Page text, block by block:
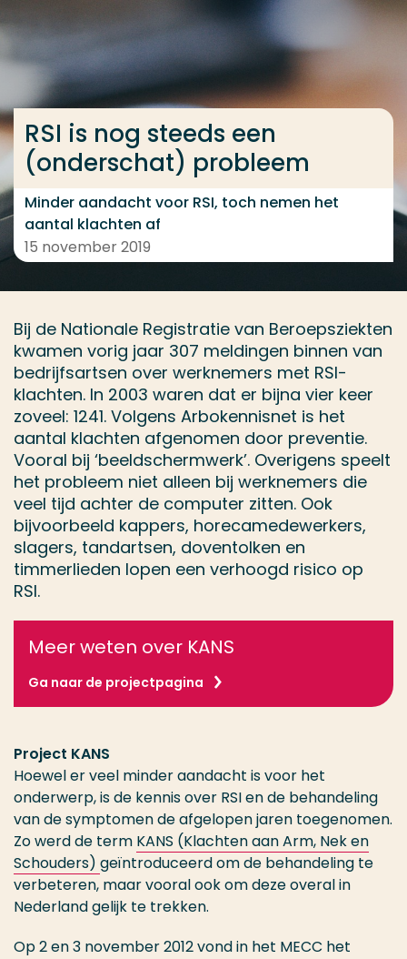
Ga direct naar de content
... > RSI is nog steeds een (onderschat) probleem
RSI is nog steeds een
(onderschat) probleem
Minder aandacht voor RSI, toch nemen het
aantal klachten af
15 november 2019
Bij de Nationale Registratie van Beroepsziekten
kwamen vorig jaar 307 meldingen binnen van
bedrijfsartsen over werknemers met RSI-
klachten. In 2003 waren dat er bijna vier keer
zoveel: 1241. Volgens Arbokennisnet is het
aantal klachten afgenomen door preventie.
Vooral bij ‘beeldschermwerk’. Overigens speelt
het probleem niet alleen bij werknemers die
veel tijd achter de computer zitten. Ook
bijvoorbeeld kappers, horecamedewerkers,
slagers, tandartsen, doventolken en
timmerlieden lopen een verhoogd risico op
RSI.
Meer weten over KANS
Ga naar de projectpagina
Project KANS
Hoewel er veel minder aandacht is voor het
onderwerp, is de kennis over RSI en de behandeling
van de symptomen de afgelopen jaren toegenomen.
Zo werd de term KANS (Klachten aan Arm, Nek en
Schouders) geïntroduceerd om de behandeling te
verbeteren, maar vooral ook om deze overal in
Nederland gelijk te trekken.
Op 2 en 3 november 2012 vond in het MECC het
Veel gezocht
Opleiding
Contact